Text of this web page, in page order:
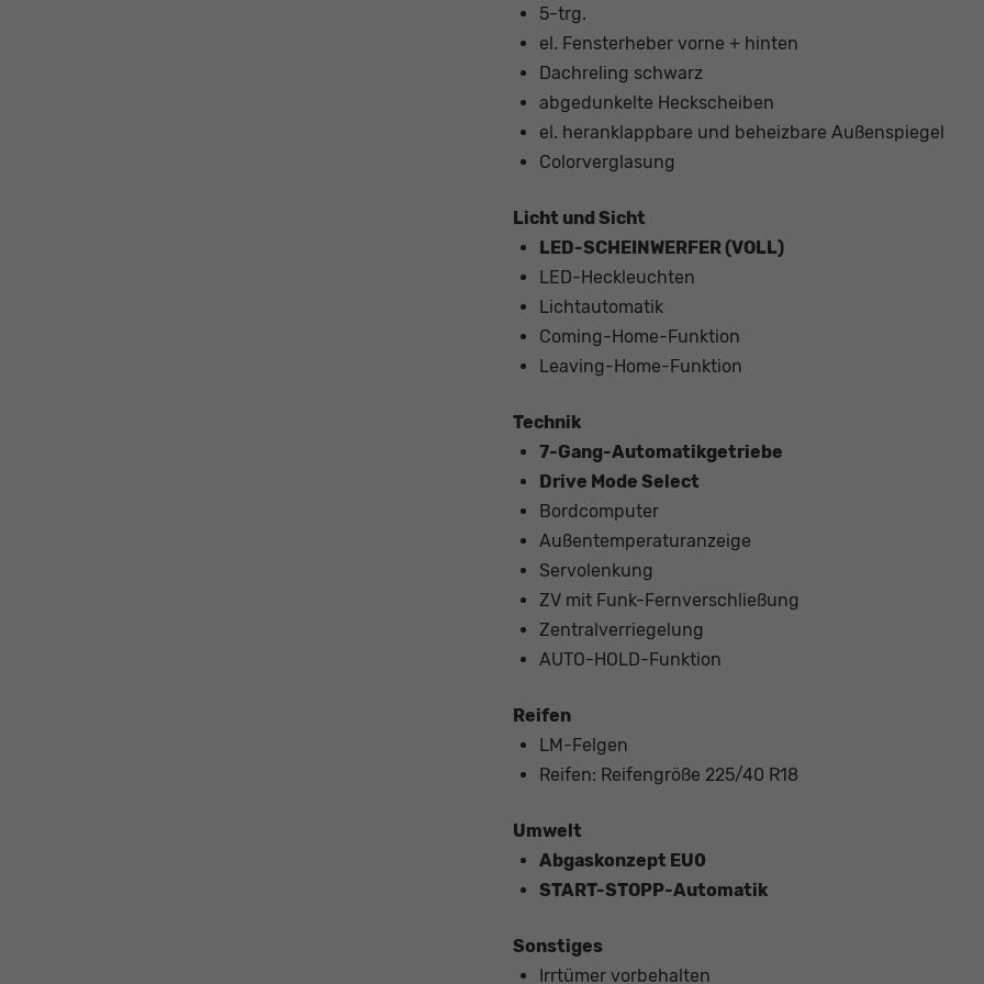
5-trg.
el. Fensterheber vorne + hinten
Dachreling schwarz
abgedunkelte Heckscheiben
el. heranklappbare und beheizbare Außenspiegel
Colorverglasung
Licht und Sicht
LED-SCHEINWERFER (VOLL)
LED-Heckleuchten
Lichtautomatik
Coming-Home-Funktion
Leaving-Home-Funktion
Technik
7-Gang-Automatikgetriebe
Drive Mode Select
Bordcomputer
Außentemperaturanzeige
Servolenkung
ZV mit Funk-Fernverschließung
Zentralverriegelung
AUTO-HOLD-Funktion
Reifen
LM-Felgen
Reifen: Reifengröße 225/40 R18
Umwelt
Abgaskonzept EU0
START-STOPP-Automatik
Sonstiges
Irrtümer vorbehalten